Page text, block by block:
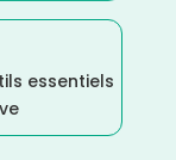
essentiels